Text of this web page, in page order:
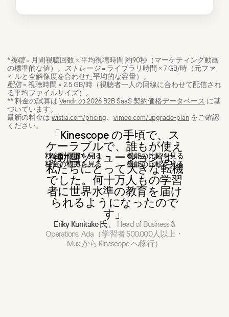
*視聴= 月間視聴回数 × 平均視聴時間 約90秒（マーケティング動画
の標準的な値）。
ストレージ= ライブラリ時間 × 7 GB/時（元ファ
イルと全解像度を合わせた平均的な容量）。
配信= 視聴時間 × 2.5 GB/時（視聴者一人の回線に合わせて配信され
る平均ファイルサイズ）。
** 料金の試算は Vendr の 2026 B2B SaaS 契約価格データベース に基
づいています。
最新の料金は wistia.com/pricing vimeo.com/upgrade-plan をご確認
ください。
料
料
金
金
の
の
根
根
拠
拠
を
を
見
見
る
る
機
機
能
能
の
の
比
比
較
較
を
を
見
見
る
る
「Kinescope の手頃で、ス
ケーラブルで、誰もが使え
る動画ソリューションは、
私たちにとって大きな転機
でした。何十万人もの学習
者に世界水準の教育を届け
られるようになったので
す」
Eriky Kunitake 氏、
Head of Business &
Operations, Ada（学習者 500,000人以上・
Mux から Kinescope へ移行）